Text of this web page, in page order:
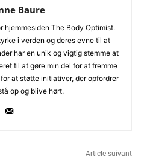
Baure
hjemmesiden The Body Optimist.
i verden og deres evne til at
har en unik og vigtig stemme at
til at gøre min del for at fremme
at støtte initiativer, der opfordrer
op og blive hørt.
Article suivant